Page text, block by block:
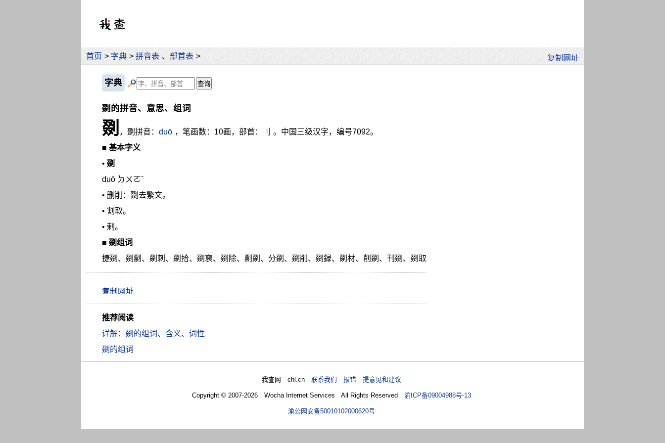
首页 > 字典 > 拼音表 、 部首表 >
字典
剟的拼音、意思、组词
剟 ，剟拼音： duō ，笔画数：10画，部首： 刂
。中国三级汉字，编号7092。
■ 基本字义
• 剟
duō ㄉㄨㄛˉ
• 删削：剟去繁文。
• 割取。
• 剌。
■ 剟组词
捷剟、剟剽、剟刺、剟拾、剟裒、剟除、剽剟、分剟、剟削、剟録、剟材、削剟、刊剟、剟取
推荐阅读
详解：剟的组词、含义、词性
剟的组词
我查网 chl.cn联系我们 报错 提意见和建议
Copyright © 2007-2026 Wocha Internet Services All Rights Reserved渝ICP备09004988号-13
渝公网安备50010102000620号